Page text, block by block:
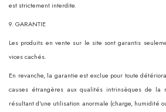
est strictement interdite.
9. GARANTIE
Les produits en vente sur le site sont garantis
vices cachés.
En revanche, la garantie est exclue pour toute
causes étrangères aux qualités intrinsèques de la
résultant d'une utilisation anormale (charge, humidité